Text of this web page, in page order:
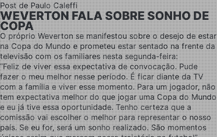
Post de Paulo Caleffi
WEVERTON FALA SOBRE SONHO DE
COPA
O próprio Weverton se manifestou sobre o desejo de estar
na Copa do Mundo e prometeu estar sentado na frente da
televisão com os familiares nesta segunda-feira:
“Feliz de viver essa expectativa de convocação. Pude
fazer o meu melhor nesse período. É ficar diante da TV
com a família e viver esse momento. Para um jogador, não
tem expectativa melhor do que jogar uma Copa do Mundo
e eu já tive essa oportunidade. Tenho certeza que a
comissão vai escolher o melhor para representar o nosso
país. Se eu for, será um sonho realizado. São momentos